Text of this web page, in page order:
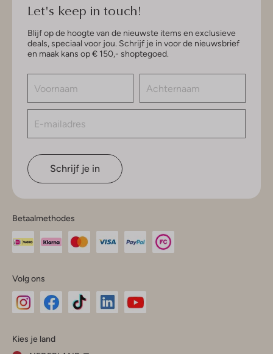
Let's keep in touch!
Blijf op de hoogte van de nieuwste items en exclusieve
deals, speciaal voor jou. Schrijf je in voor de nieuwsbrief
en maak kans op € 150,- shoptegoed.
Schrijf je in
Betaalmethodes
Volg ons
InstagramFacebook
Kies je land